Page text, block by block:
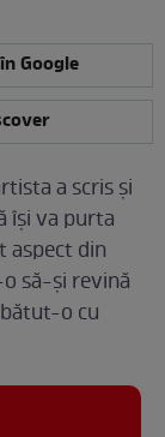
Google
a scris și
își va purta
aspect din
să-și revină
o cu